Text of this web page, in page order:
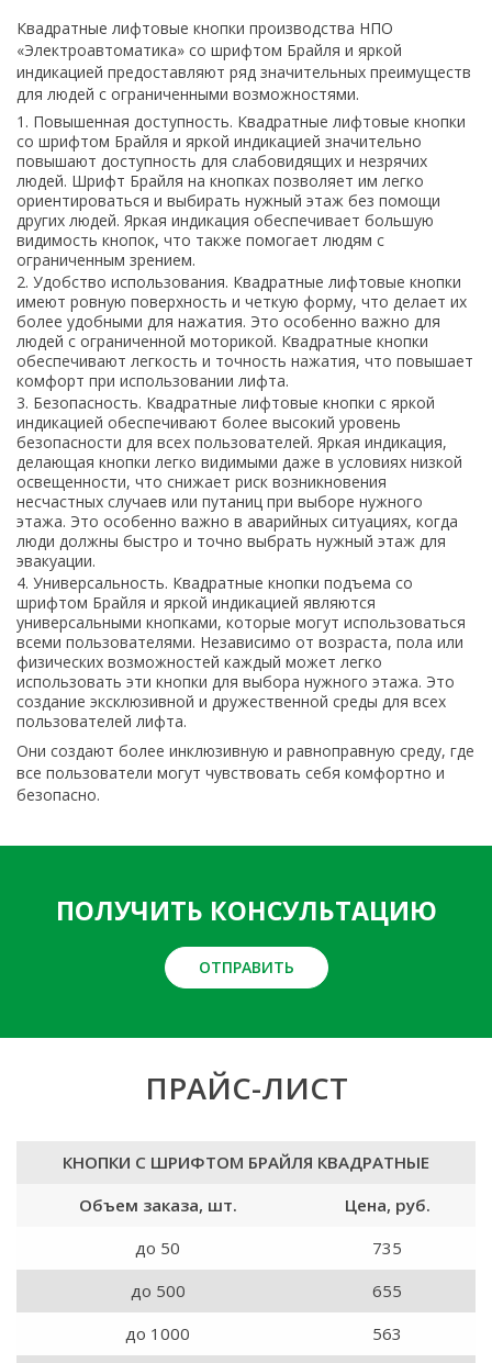
Квадратные лифтовые кнопки производства НПО
«Электроавтоматика» со шрифтом Брайля и яркой
индикацией предоставляют ряд значительных преимуществ
для людей с ограниченными возможностями.
Повышенная доступность. Квадратные лифтовые кнопки
со шрифтом Брайля и яркой индикацией значительно
повышают доступность для слабовидящих и незрячих
людей. Шрифт Брайля на кнопках позволяет им легко
ориентироваться и выбирать нужный этаж без помощи
других людей. Яркая индикация обеспечивает большую
видимость кнопок, что также помогает людям с
ограниченным зрением.
Удобство использования. Квадратные лифтовые кнопки
имеют ровную поверхность и четкую форму, что делает их
более удобными для нажатия. Это особенно важно для
людей с ограниченной моторикой. Квадратные кнопки
обеспечивают легкость и точность нажатия, что повышает
комфорт при использовании лифта.
Безопасность. Квадратные лифтовые кнопки с яркой
индикацией обеспечивают более высокий уровень
безопасности для всех пользователей. Яркая индикация,
делающая кнопки легко видимыми даже в условиях низкой
освещенности, что снижает риск возникновения
несчастных случаев или путаниц при выборе нужного
этажа. Это особенно важно в аварийных ситуациях, когда
люди должны быстро и точно выбрать нужный этаж для
эвакуации.
Универсальность. Квадратные кнопки подъема со
шрифтом Брайля и яркой индикацией являются
универсальными кнопками, которые могут использоваться
всеми пользователями. Независимо от возраста, пола или
физических возможностей каждый может легко
использовать эти кнопки для выбора нужного этажа. Это
создание эксклюзивной и дружественной среды для всех
пользователей лифта.
Они создают более инклюзивную и равноправную среду, где
все пользователи могут чувствовать себя комфортно и
безопасно.
ПОЛУЧИТЬ КОНСУЛЬТАЦИЮ
ОТПРАВИТЬ
ПРАЙС-ЛИСТ
КНОПКИ С ШРИФТОМ БРАЙЛЯ КВАДРАТНЫЕ
Объем заказа, шт.
Цена, руб.
до 50
735
до 500
655
до 1000
563